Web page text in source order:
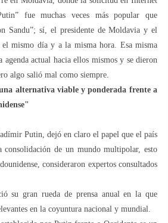
fue muchas veces más popular que
Sandu”; sí, el presidente de Moldavia y el
mismo día y a la misma hora. Esa misma
agenda actual hacia ellos mismos y se dieron
algo salió mal como siempre.
alternativa viable y ponderada frente a
Putin, dejó en claro el papel que el país
de un mundo multipolar, esto
consideraron expertos consultados
su gran rueda de prensa anual en la que
en la coyuntura nacional y mundial.